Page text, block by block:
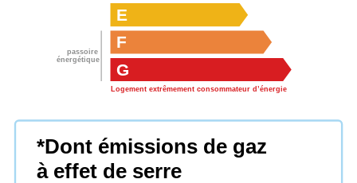
passoire
énergétique
G
Logement extrêmement consommateur d’énergie
F
E
*Dont émissions de gaz
à effet de serre